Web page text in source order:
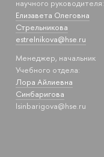
научного руководителя:
Елизавета Олеговна
Стрельникова
estrelnikova@hse.ru
Менеджер, начальник
Учебного отдела:
Лора Айлиевна
Синбаригова
lsinbarigova@hse.ru